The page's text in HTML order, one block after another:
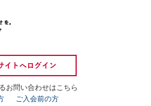
お問い合わせはこちら
ご入会前の方